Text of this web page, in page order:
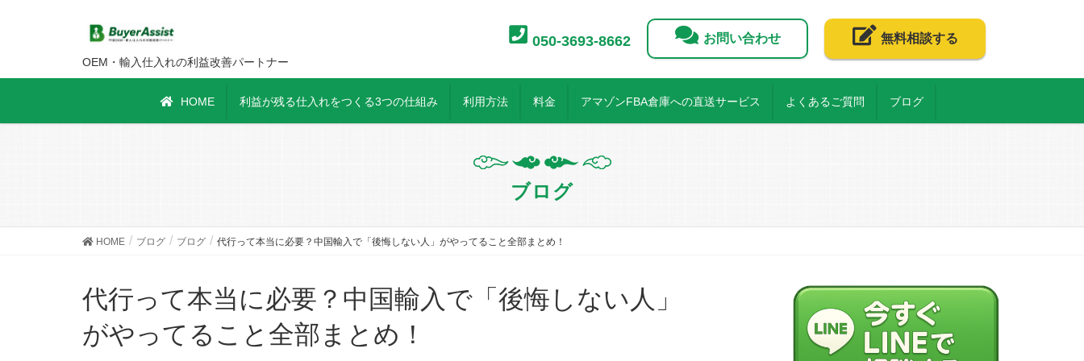
OEM・輸入仕入れの利益改善パートナー
050-3693-8662 お問い合わせ 無料相談する
HOME 利益が残る仕入れをつくる3つの仕組み 利用方法 料金 アマゾンFBA倉庫への直送サービス よくあるご質問 ブログ
ブログ
HOME ブログ ブログ 代行って本当に必要？中国輸入で「後悔しない人」がやってること全部まとめ！
代行って本当に必要？中国輸入で「後悔しない人」
がやってること全部まとめ！